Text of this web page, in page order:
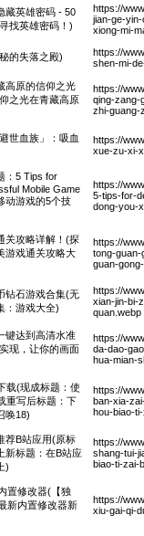
藏英雄密码 - 50
找英雄密码！)
https://
jian-ge-
xiong-mi-
的失落之殿)
https://
shen-mi-
高原的信仰之光
之光在青藏高原
https://
qing-zang-
zhi-guang-
世血族」：吸血
https://
xue-zu-xi-
：5 Tips for
Mobile Game
动游戏的5个技
https://
5-tips-for-
dong-you-
关攻略详解！(探
游戏通关攻略大
https://
tong-
guan-
钻石游戏合集(无
：游戏大全)
https://
xian-jin-bi-
quan.webp
键达到高清水准
现，让你的画面
https://
da-dao-
hua-mian-
载(现成标题：使
重写后标题：下
唤18)
https://
ban-xia-
hou-biao-
荐B站应用(原标
新标题：在B站应
)
https://
shang-tui-
biao-ti-zai-
置修改器(【独
新内置修改器新
https://
xiu-gai-qi-